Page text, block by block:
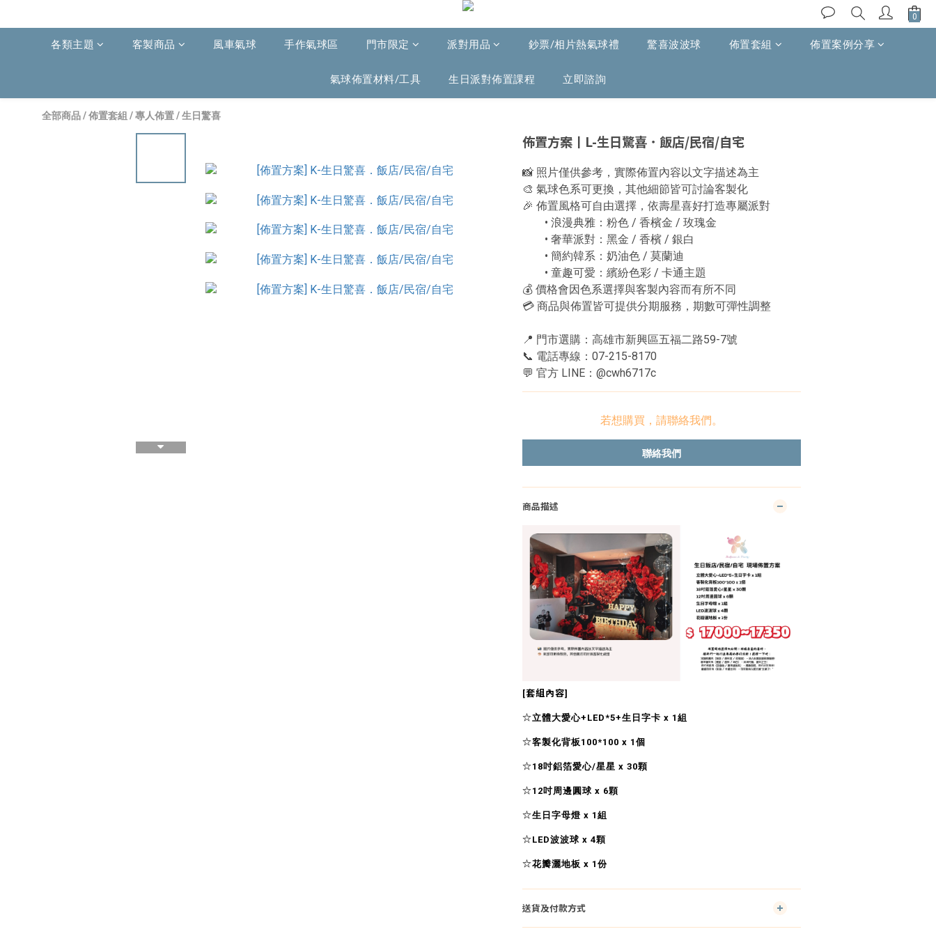
各類主題 客製商品 風車氣球 手作氣球區 門市限定 派對用品 鈔票/相片熱氣球禮 驚喜波波球 佈置套組 佈置案例分享
氣球佈置材料/工具 生日派對佈置課程 立即諮詢
全部商品/佈置套組 /專人佈置/生日驚喜
佈置方案丨L-生日驚喜．飯店/民宿/自宅
📸 照片僅供參考，實際佈置內容以文字描述為主
🎨 氣球色系可更換，其他細節皆可討論客製化
🎉 佈置風格可自由選擇，依壽星喜好打造專屬派對
• 浪漫典雅：粉色 / 香檳金 / 玫瑰金
• 奢華派對：黑金 / 香檳 / 銀白
• 簡約韓系：奶油色 / 莫蘭迪
• 童趣可愛：繽紛色彩 / 卡通主題
💰 價格會因色系選擇與客製內容而有所不同
💳 商品與佈置皆可提供分期服務，期數可彈性調整
📍 門市選購：高雄市新興區五福二路59-7號
📞 電話專線：07-215-8170
💬 官方 LINE：@cwh6717c
若想購買，請聯絡我們。
聯絡我們
商品描述
[套組內容]
☆立體大愛心+LED*5+生日字卡 x 1組
☆客製化背板100*100 x 1個
☆18吋鋁箔愛心/星星 x 30顆
☆12吋周邊圓球 x 6顆
☆生日字母燈 x 1組
☆LED波波球 x 4顆
☆花瓣灑地板 x 1份
送貨及付款方式